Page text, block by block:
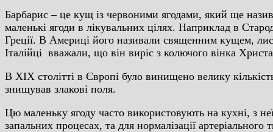
Барбарис – це кущ із червоними ягодами, який ще
маленькі ягоди в лікувальних цілях. Наприклад в
Греції. В Америці його називали священним кущем,
Італійці вважали, що він виріс з колючого вінка
В XIX столітті в Європі було винищено велику
знищував злакові поля.
Цю маленьку ягоду часто використовують на кухні, з
запальних процесах, та для нормалізації артеріального